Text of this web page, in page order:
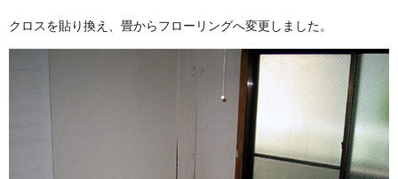
クロスを貼り換え、畳からフローリングへ変更しました。